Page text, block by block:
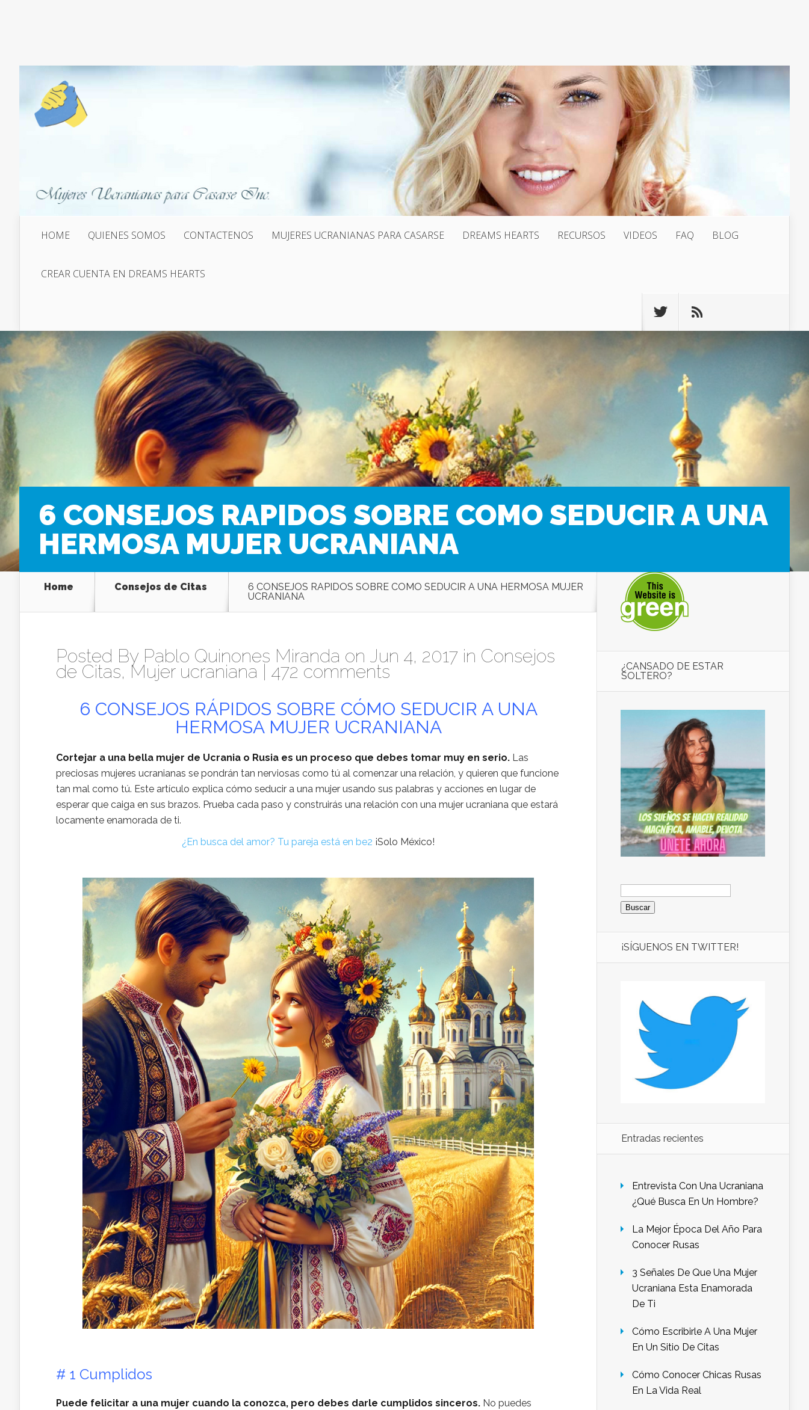
HOME QUIENES SOMOS CONTACTENOS MUJERES UCRANIANAS PARA CASARSE DREAMS HEARTS RECURSOS VIDEOS FAQ BLOG
CREAR CUENTA EN DREAMS HEARTS
6 CONSEJOS RAPIDOS SOBRE COMO SEDUCIR A UNA
HERMOSA MUJER UCRANIANA
Home Consejos de Citas
6 CONSEJOS RAPIDOS SOBRE COMO SEDUCIR A UNA HERMOSA MUJER
UCRANIANA
Posted By Pablo Quinones Miranda on Jun 4, 2017 in Consejos
de Citas, Mujer ucraniana
472 comments
6 CONSEJOS RÁPIDOS SOBRE CÓMO SEDUCIR A UNA
HERMOSA MUJER UCRANIANA
Cortejar a una bella mujer de Ucrania o Rusia es un proceso que debes tomar muy en serio. Las
preciosas mujeres ucranianas se pondrán tan nerviosas como tú al comenzar una relación, y quieren que funcione
tan mal como tú. Este artículo explica cómo seducir a una mujer usando sus palabras y acciones en lugar de
esperar que caiga en sus brazos. Prueba cada paso y construirás una relación con una mujer ucraniana que estará
locamente enamorada de ti.
¿En busca del amor? Tu pareja está en be2 ¡Solo México!
# 1 Cumplidos
Puede felicitar a una mujer cuando la conozca, pero debes darle cumplidos sinceros. No puedes
¿CANSADO DE ESTAR
SOLTERO?
Buscar:
¡SÍGUENOS EN TWITTER!
Entradas recientes
Entrevista Con Una Ucraniana
¿Qué Busca En Un Hombre?
La Mejor Época Del Año Para
Conocer Rusas
3 Señales De Que Una Mujer
Ucraniana Esta Enamorada
De Ti
Cómo Escribirle A Una Mujer
En Un Sitio De Citas
Cómo Conocer Chicas Rusas
En La Vida Real